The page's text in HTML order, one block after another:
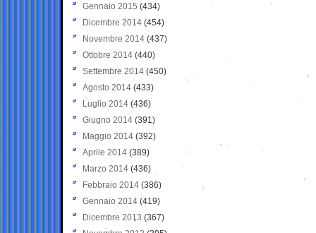
Gennaio 2015 (434)
Dicembre 2014 (454)
Novembre 2014 (437)
Ottobre 2014 (440)
Settembre 2014 (450)
Agosto 2014 (433)
Luglio 2014 (436)
Giugno 2014 (391)
Maggio 2014 (392)
Aprile 2014 (389)
Marzo 2014 (436)
Febbraio 2014 (386)
Gennaio 2014 (419)
Dicembre 2013 (367)